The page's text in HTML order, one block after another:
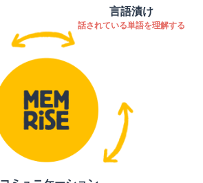
言語漬け
話されている単語を理解する